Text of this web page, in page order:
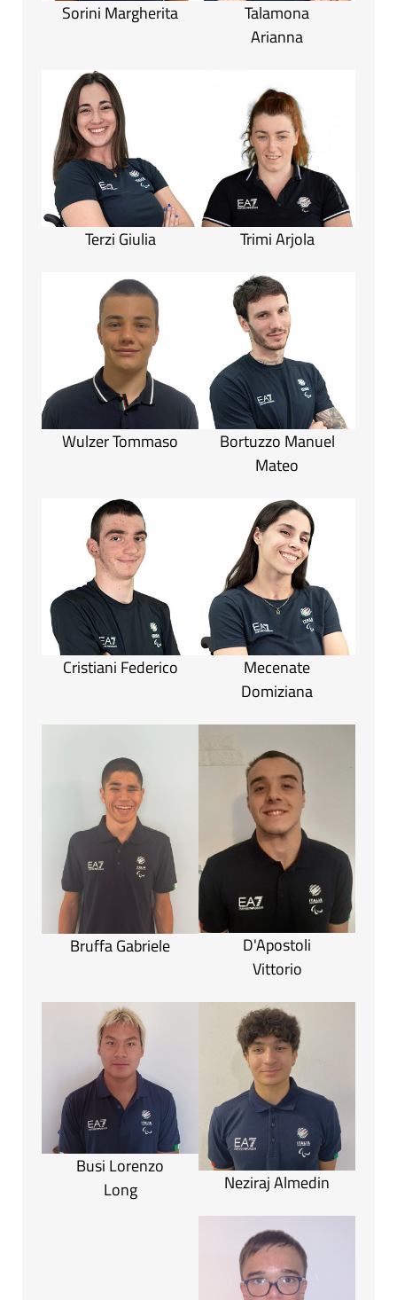
Sorini Margherita
Talamona
Arianna
Terzi Giulia Trimi Arjola
Wulzer Tommaso
Bortuzzo Manuel
Mateo
Cristiani Federico
Mecenate
Domiziana
Bruffa Gabriele
D'Apostoli
Vittorio
Busi Lorenzo
Long
Neziraj Almedin